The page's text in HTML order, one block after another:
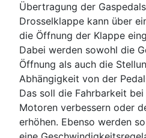
Übertragung der
Drosselklappe kann über
die Öffnung der Klappe
Dabei werden sowohl die
Öffnung als auch die
Abhängigkeit von der
Das soll die Fahrbarkeit
Motoren verbessern oder
erhöhen. Ebenso werden